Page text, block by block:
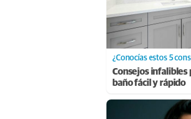
¿Conocías estos 5
Consejos infalibles
baño fácil y rápido